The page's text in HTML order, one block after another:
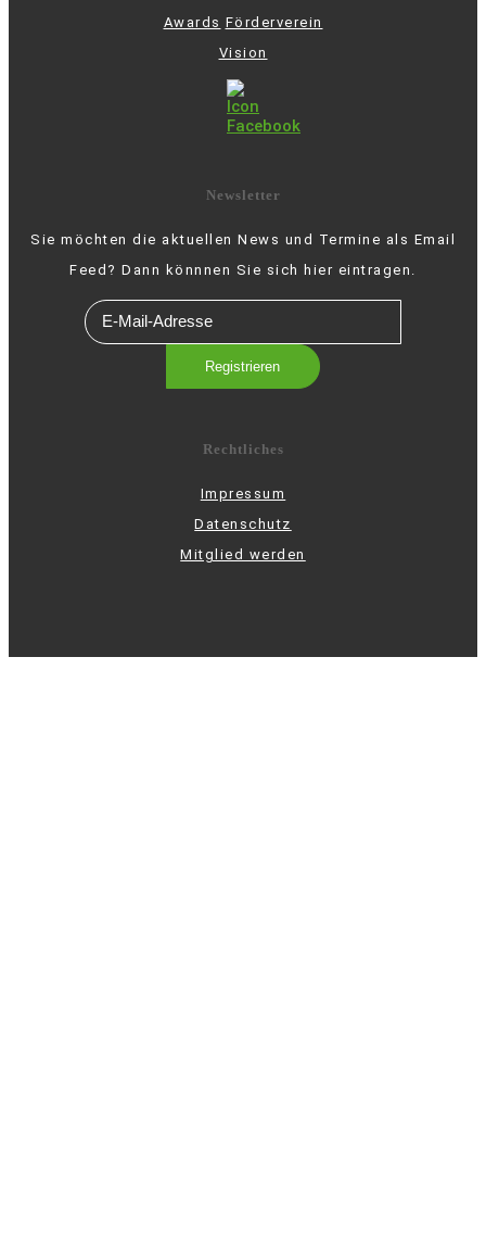
Awards Förderverein
Vision
Newsletter
Sie möchten die aktuellen News und Termine als Email
Feed? Dann könnnen Sie sich hier eintragen.
Rechtliches
Impressum
Datenschutz
Mitglied werden